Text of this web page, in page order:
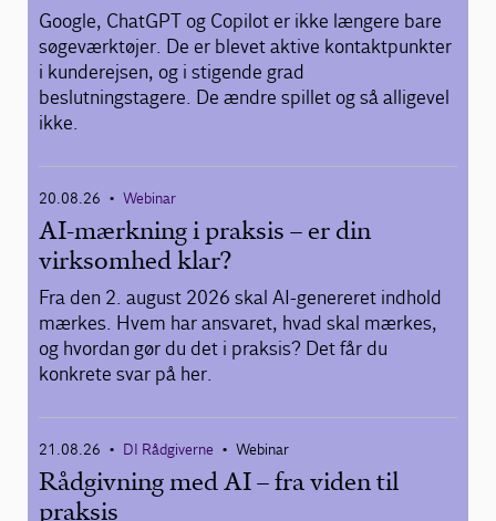
Google, ChatGPT og Copilot er ikke længere bare
søgeværktøjer. De er blevet aktive kontaktpunkter
i kunderejsen, og i stigende grad
beslutningstagere. De ændre spillet og så alligevel
ikke.
20.08.26 • Webinar
AI-mærkning i praksis – er din
virksomhed klar?
Fra den 2. august 2026 skal AI-genereret indhold
mærkes. Hvem har ansvaret, hvad skal mærkes,
og hvordan gør du det i praksis? Det får du
konkrete svar på her.
21.08.26 • DI Rådgiverne • Webinar
Rådgivning med AI – fra viden til
praksis